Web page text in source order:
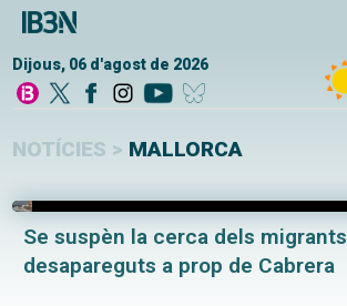
Dijous, 06 d'agost de 2026
NOTÍCIES > MALLORCA
Se suspèn la cerca dels migrants
desapareguts a prop de Cabrera